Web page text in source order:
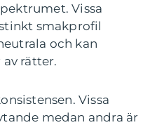
Vissa
smakprofil
och kan
rätter.
Vissa
medan andra är